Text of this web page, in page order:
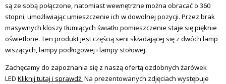
są ze sobą połączone, natomiast wewnętrzne można obracać o 360
stopni, umożliwiając umieszczenie ich w dowolnej pozycji. Przez brak
masywnych kloszy tłumiących światło pomieszczenie staje się pięknie
oświetlone. Ten produkt jest częścią serii składającej się z dwóch lamp
wiszących, lampy podłogowej i lampy stołowej.
Zachęcamy do zapoznania się z naszą ofertą ozdobnych żarówek
LED Kliknij tutaj i sprawdź. Na prezentowanych zdjęciach występuje